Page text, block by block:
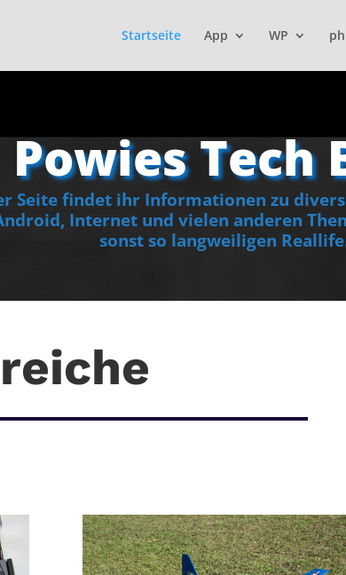
Startseite App WP
Powies Tech
Seite findet ihr Informationen zu
Internet und vielen anderen
sonst so langweiligen